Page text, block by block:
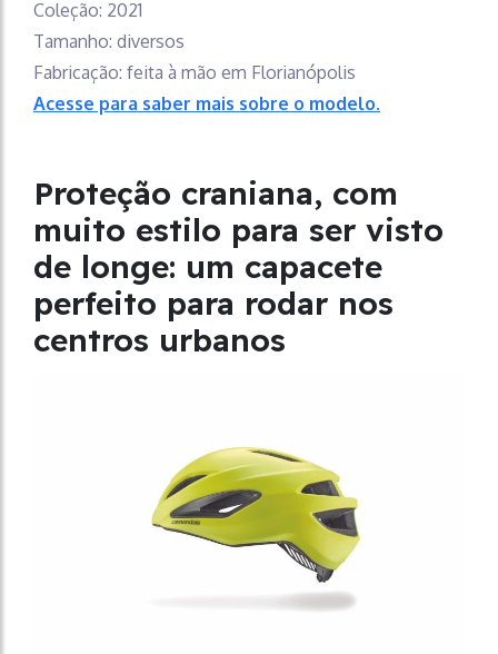
Coleção: 2021
Tamanho: diversos
Fabricação: feita à mão em Florianópolis
Acesse para saber mais sobre o modelo.
Proteção craniana, com
muito estilo para ser visto
de longe: um capacete
perfeito para rodar nos
centros urbanos